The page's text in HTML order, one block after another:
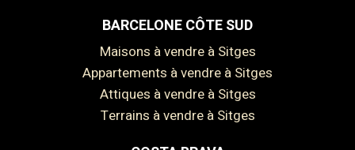
BARCELONE CÔTE SUD
Maisons à vendre à Sitges
Appartements à vendre à Sitges
Attiques à vendre à Sitges
Terrains à vendre à Sitges
Enregistrer les paramètres Tout accepter